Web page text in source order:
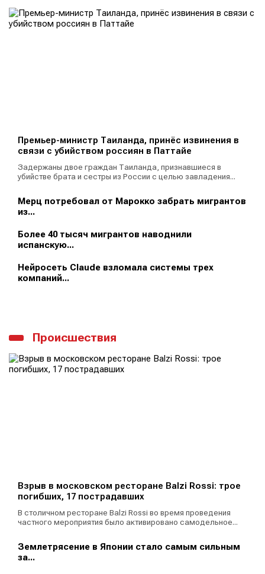
Премьер-министр Таиланда, принёс извинения в
связи с убийством россиян в Паттайе
Задержаны двое граждан Таиланда, признавшиеся в
убийстве брата и сестры из России с целью завладения...
Мерц потребовал от Марокко забрать мигрантов
из...
Более 40 тысяч мигрантов наводнили
испанскую...
Нейросеть Claude взломала системы трех
компаний...
Происшествия
Взрыв в московском ресторане Balzi Rossi: трое
погибших, 17 пострадавших
В столичном ресторане Balzi Rossi во время проведения
частного мероприятия было активировано самодельное...
Землетрясение в Японии стало самым сильным
за...